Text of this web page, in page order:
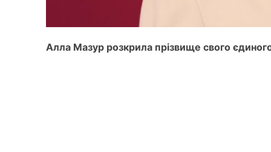
Алла Мазур розкрила прізвище свого